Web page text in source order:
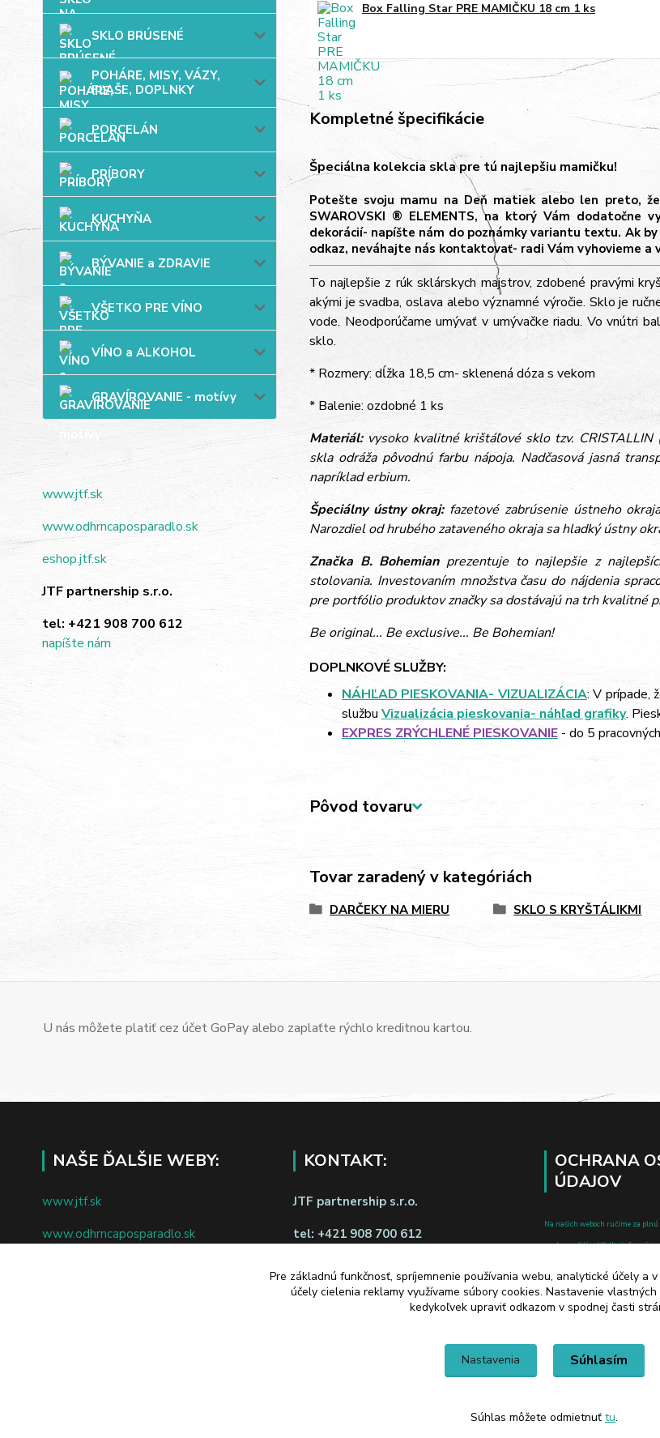
SKLO BRÚSENÉ
POHÁRE, MISY, VÁZY,
FĽAŠE, DOPLNKY
PORCELÁN
PRÍBORY
KUCHYŇA
BÝVANIE a ZDRAVIE
VŠETKO PRE VÍNO
VÍNO a ALKOHOL
GRAVÍROVANIE - motívy
www.jtf.sk
www.odhrncaposparadlo.sk
eshop.jtf.sk
JTF partnership s.r.o.
tel: +421 908 700 612
napíšte nám
Box Falling Star PRE MAMIČKU 18 cm 1 ks
Kompletné špecifikácie
Špeciálna kolekcia skla pre tú najlepšiu mamičku!
Potešte svoju mamu na Deň matiek alebo len preto,
SWAROVSKI ® ELEMENTS, na ktorý Vám dodatočne
dekorácií- napíšte nám do poznámky variantu textu. Ak
odkaz, neváhajte nás kontaktovať- radi Vám vyhovieme a
To najlepšie z rúk sklárskych majstrov, zdobené pravými
akými je svadba, oslava alebo významné výročie. Sklo je
vode. Neodporúčame umývať v umývačke riadu. Vo vnútri
sklo.
* Rozmery: dĺžka 18,5 cm- sklenená dóza s vekom
* Balenie: ozdobné 1 ks
Materiál: vysoko kvalitné krištáľové sklo tzv.
skla odráža pôvodnú farbu nápoja. Nadčasová jasná
napríklad erbium.
Špeciálny ústny okraj: fazetové zabrúsenie ústneho
Narozdiel od hrubého zataveného okraja sa hladký ústny
Značka B. Bohemianprezentuje to najlepšie z
stolovania. Investovaním množstva času do nájdenia
pre portfólio produktov značky sa dostávajú na trh kvalitné
Be original... Be exclusive... Be Bohemian!
DOPLNKOVÉ SLUŽBY:
NÁHĽAD PIESKOVANIA- VIZUALIZÁCIA: V prípade,
službuVizualizácia pieskovania- náhľad grafiky.
EXPRES ZRÝCHLENÉ PIESKOVANIE- do 5
Pôvod tovaru
Tovar zaradený v kategóriách
DARČEKY NA MIERU SKLO S KRYŠTÁLIKMI
U nás môžete platiť cez účet GoPay alebo zaplaťte rýchlo kreditnou kartou.
NAŠE ĎALŠIE WEBY:
www.jtf.sk
www.odhrncaposparadlo.sk
KONTAKT:
JTF partnership s.r.o.
tel: +421 908 700 612
napíšte nám
Odstúpiť od zmluvy tu
OCHRANA
ÚDAJOV
Na našich weboch ručíme za
pred zneužitím. Všetky informácie,
a o zmene a doplnení niektorých
Pre základnú funkčnosť, spríjemnenie používania webu, analytické účely a
účely cielenia reklamy využívame súbory cookies. Nastavenie
kedykoľvek upraviť odkazom v spodnej časti
Nastavenia Súhlasím
Súhlas môžete odmietnuť tu.